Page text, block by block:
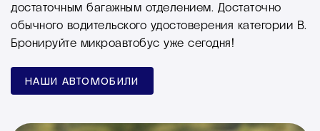
достаточным багажным отделением. Достаточно
обычного водительского удостоверения категории B.
Бронируйте микроавтобус уже сегодня!
НАШИ АВТОМОБИЛИ